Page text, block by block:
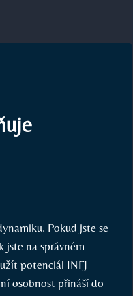
Pokud jste se
na správném
potenciál INFJ
osobnost přináší do